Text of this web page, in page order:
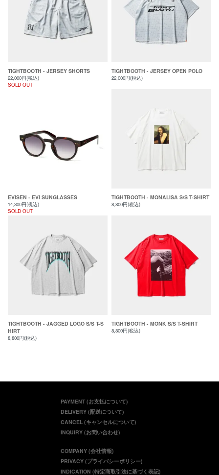
TIGHTBOOTH - JERSEY SHORTS
22,000円(税込)
SOLD OUT
TIGHTBOOTH - JERSEY OPEN POLO
22,000円(税込)
EVISEN - EVI SUNGLASSES
14,300円(税込)
SOLD OUT
TIGHTBOOTH - MONALISA S/S T-SHIRT
8,800円(税込)
TIGHTBOOTH - JAGGED LOGO S/S T-S
HIRT
8,800円(税込)
TIGHTBOOTH - MONK S/S T-SHIRT
8,800円(税込)
PAYMENT (お支払について)
DELIVERY (配送について)
CANCEL (キャンセルについて)
INQUIRY (お問い合わせ)
COMPANY (会社情報)
PRIVACY (プライバシーポリシー)
INDICATION (特定商取引法に基づく表記)